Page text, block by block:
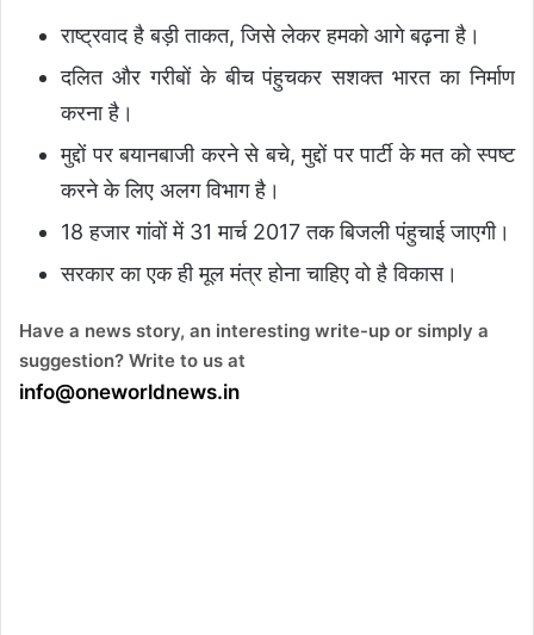
राष्ट्रवाद है बड़ी ताकत, जिसे लेकर हमको आगे बढ़ना है।
दलित और गरीबों के बीच पंहुचकर सशक्त भारत का निर्माण
करना है।
मुद्दों पर बयानबाजी करने से बचे, मुद्दों पर पार्टी के मत को स्पष्ट
करने के लिए अलग विभाग है।
18 हजार गांवों में 31 मार्च 2017 तक बिजली पंहुचाई जाएगी।
सरकार का एक ही मूल मंत्र होना चाहिए वो है विकास।
Have a news story, an interesting write-up or simply a
suggestion? Write to us at
info@oneworldnews.in